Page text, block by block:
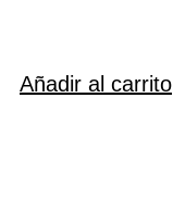
Añadir al carrito